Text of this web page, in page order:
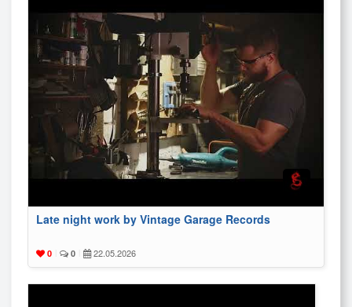
Late night work by Vintage Garage Records
0 0 22.05.2026